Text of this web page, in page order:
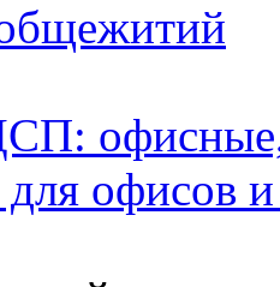
офисов